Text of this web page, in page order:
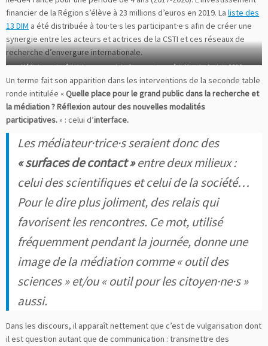
financier de la Région s’élève à 23 millions d’euros en 2019. La liste des
13 DIM a été distribuée à tou·te·s les participant·e·s afin de créer une
synergie entre les acteurs et actrices de la CSTI et ces réseaux de
recherche d’envergure internationale.
Médiateurs et médiatrices sur une interface papier – spécial Low tech – juin 2019 –
© Vdesouz
Un terme fait son apparition dans les interventions de la seconde table
ronde intitulée «Quelle place pour le grand public dans la recherche et
la médiation ? Réflexion autour des nouvelles modalités
participatives.» : celui d’interface.
Les médiateur·trice·s seraient donc des
« surfaces de contact »entre deux milieux :
celui des scientifiques et celui de la société…
Pour le dire plus joliment, des relais qui
favorisent les rencontres. Ce mot, utilisé
fréquemment pendant la journée, donne une
image de la médiation comme « outil des
sciences » et/ou « outil pour les citoyen·ne·s »
aussi.
Dans les discours, il apparaît nettement que c’est de vulgarisation dont
il est question autant que de communication : transmettre des